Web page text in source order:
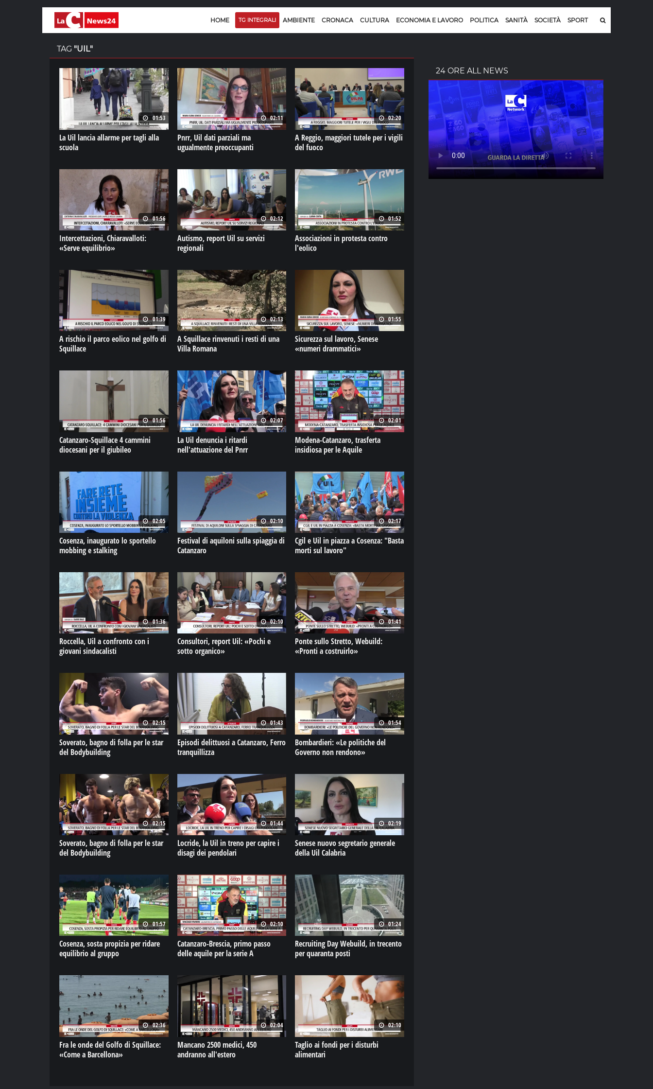
HOME TG INTEGRALI AMBIENTE CRONACA CULTURA ECONOMIA E LAVORO POLITICA SANITÀ SOCIETÀ SPORT
TAG "UIL"
01:53
La Uil lancia allarme per tagli alla
scuola
01:56
Intercettazioni, Chiaravalloti:
«Serve equilibrio»
01:39
A rischio il parco eolico nel golfo di
Squillace
01:56
Catanzaro-Squillace 4 cammini
diocesani per il giubileo
02:05
Cosenza, inaugurato lo sportello
mobbing e stalking
01:36
Roccella, Uil a confronto con i
giovani sindacalisti
02:15
Soverato, bagno di folla per le star
del Bodybuilding
02:15
Soverato, bagno di folla per le star
del Bodybuilding
01:57
Cosenza, sosta propizia per ridare
equilibrio al gruppo
02:36
Fra le onde del Golfo di Squillace:
«Come a Barcellona»
02:11
Pnrr, Uil dati parziali ma
ugualmente preoccupanti
02:12
Autismo, report Uil su servizi
regionali
02:13
A Squillace rinvenuti i resti di una
Villa Romana
02:07
La Uil denuncia i ritardi
nell'attuazione del Pnrr
02:10
Festival di aquiloni sulla spiaggia di
Catanzaro
02:10
Consultori, report Uil: «Pochi e
sotto organico»
01:43
Episodi delittuosi a Catanzaro, Ferro
tranquillizza
01:44
Locride, la Uil in treno per capire i
disagi dei pendolari
02:10
Catanzaro-Brescia, primo passo
delle aquile per la serie A
02:04
Mancano 2500 medici, 450
andranno all'estero
02:20
A Reggio, maggiori tutele per i vigili
del fuoco
01:52
Associazioni in protesta contro
l'eolico
01:55
Sicurezza sul lavoro, Senese
«numeri drammatici»
02:01
Modena-Catanzaro, trasferta
insidiosa per le Aquile
02:17
Cgil e Uil in piazza a Cosenza: "Basta
morti sul lavoro"
01:41
Ponte sullo Stretto, Webuild:
«Pronti a costruirlo»
01:54
Bombardieri: «Le politiche del
Governo non rendono»
02:19
Senese nuovo segretario generale
della Uil Calabria
01:24
Recruiting Day Webuild, in trecento
per quaranta posti
02:10
Taglio ai fondi per i disturbi
alimentari
24 ORE ALL NEWS